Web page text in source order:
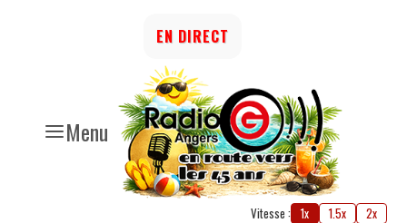
Menu
EN DIRECT
Vitesse : 1x 1.5x 2x